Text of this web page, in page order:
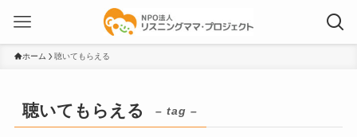
ホーム 聴いてもらえる
聴いてもらえる – tag –